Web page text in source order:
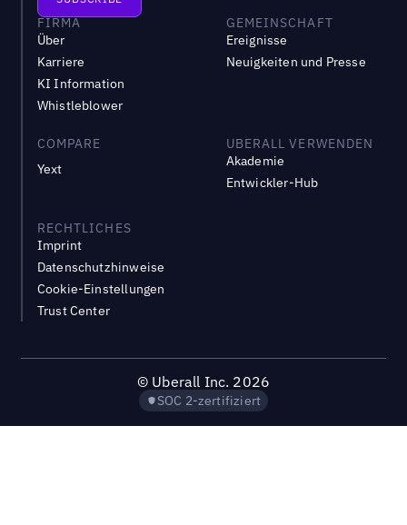
FIRMA
Über
Karriere
KI Information
Whistleblower
GEMEINSCHAFT
Ereignisse
Neuigkeiten und Presse
COMPARE
Yext
UBERALL VERWENDEN
Akademie
Entwickler-Hub
RECHTLICHES
Imprint
Datenschutzhinweise
Cookie-Einstellungen
Trust Center
© Uberall Inc. 2026
SOC 2-zertifiziert